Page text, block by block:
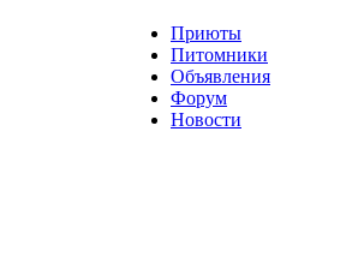
Приюты
Питомники
Объявления
Форум
Новости